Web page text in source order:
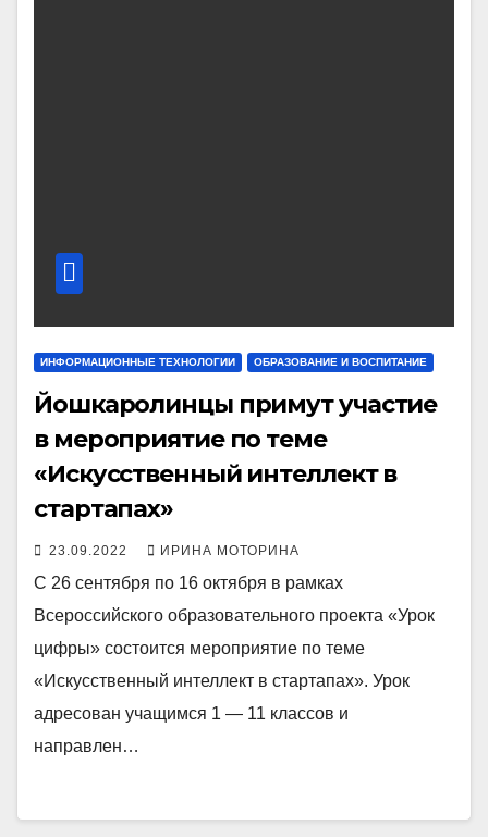
ИНФОРМАЦИОННЫЕ ТЕХНОЛОГИИ ОБРАЗОВАНИЕ И ВОСПИТАНИЕ
Йошкаролинцы примут участие
в мероприятие по теме
«Искусственный интеллект в
стартапах»
23.09.2022 ИРИНА МОТОРИНА
С 26 сентября по 16 октября в рамках
Всероссийского образовательного проекта «Урок
цифры» состоится мероприятие по теме
«Искусственный интеллект в стартапах». Урок
адресован учащимся 1 — 11 классов и
направлен…